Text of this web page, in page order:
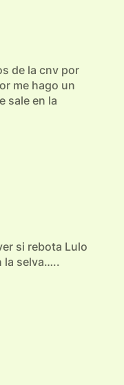
de la cnv por
me hago un
sale en la
si rebota Lulo
la selva…..